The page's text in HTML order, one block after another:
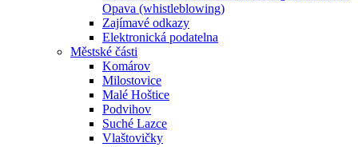
Opava (whistleblowing)
Zajímavé odkazy
Elektronická podatelna
Městské části
Komárov
Milostovice
Malé Hoštice
Podvihov
Suché Lazce
Vlaštovičky